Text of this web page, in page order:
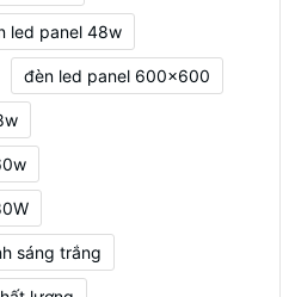
led panel 48w
đèn led panel 600x600
sáng trắng